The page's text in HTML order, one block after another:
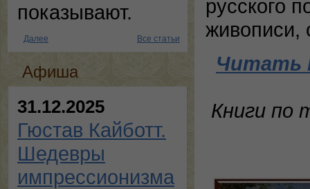
показывают.
Далее Все статьи
Афиша
31.12.2025
Гюстав Кайботт.
Шедевры
импрессионизма
русского
живописи,
Читать
Книги по